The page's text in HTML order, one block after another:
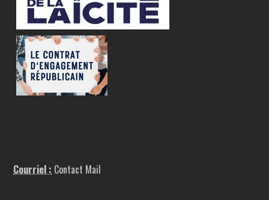
Courriel : Contact Mail